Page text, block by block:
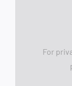
For